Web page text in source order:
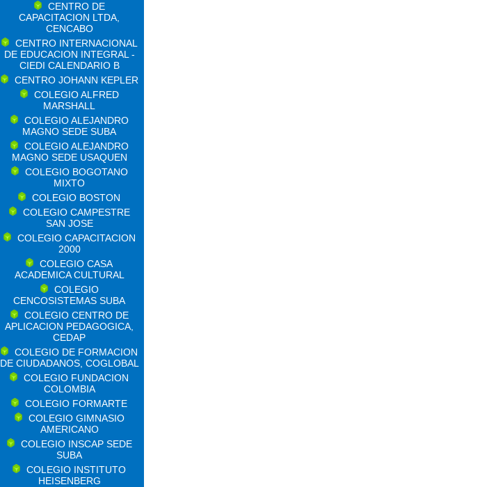
CENTRO DE
CAPACITACION LTDA,
CENCABO
CENTRO INTERNACIONAL
DE EDUCACION INTEGRAL -
CIEDI CALENDARIO B
CENTRO JOHANN KEPLER
COLEGIO ALFRED
MARSHALL
COLEGIO ALEJANDRO
MAGNO SEDE SUBA
COLEGIO ALEJANDRO
MAGNO SEDE USAQUEN
COLEGIO BOGOTANO
MIXTO
COLEGIO BOSTON
COLEGIO CAMPESTRE
SAN JOSE
COLEGIO CAPACITACION
2000
COLEGIO CASA
ACADEMICA CULTURAL
COLEGIO
CENCOSISTEMAS SUBA
COLEGIO CENTRO DE
APLICACION PEDAGOGICA,
CEDAP
COLEGIO DE FORMACION
DE CIUDADANOS, COGLOBAL
COLEGIO FUNDACION
COLOMBIA
COLEGIO FORMARTE
COLEGIO GIMNASIO
AMERICANO
COLEGIO INSCAP SEDE
SUBA
COLEGIO INSTITUTO
HEISENBERG